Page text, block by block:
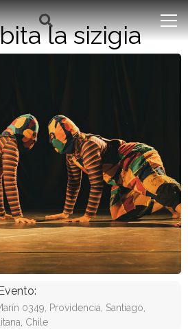
la sizigia
0349, Providencia, Santiago,
Chile